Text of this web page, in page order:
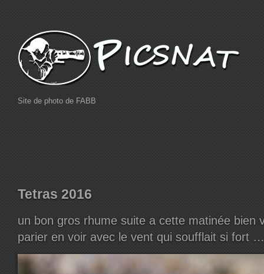
Site de photo de FABB
Tetras 2016
un bon gros rhume suite a cette matinée bien
parier en voir avec le vent qui soufflait si fort